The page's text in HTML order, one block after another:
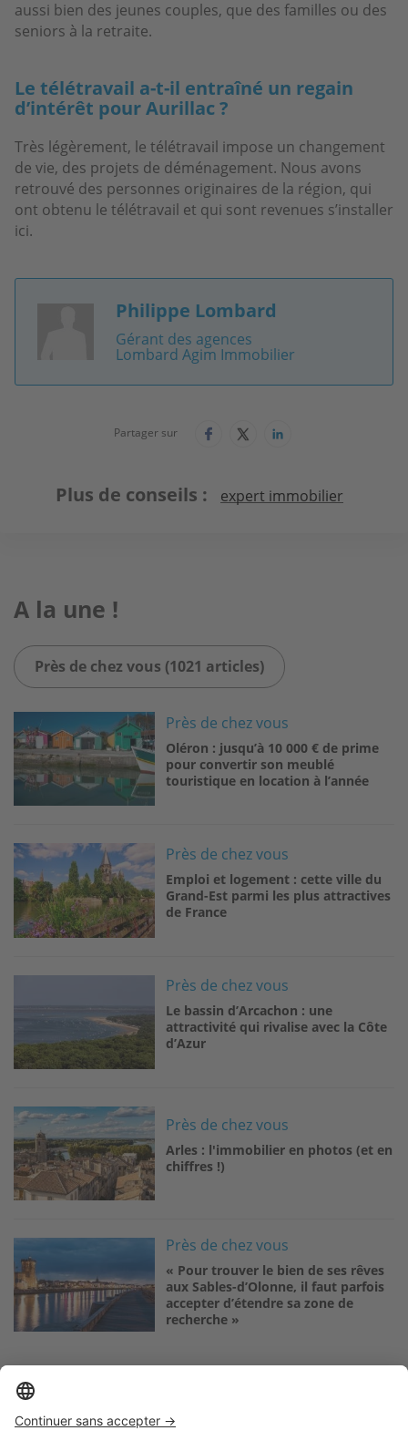
aussi bien des jeunes couples, que des familles ou des
seniors à la retraite.
Le télétravail a-t-il entraîné un regain
d’intérêt pour Aurillac ?
Très légèrement, le télétravail impose un changement
de vie, des projets de déménagement. Nous avons
retrouvé des personnes originaires de la région, qui
ont obtenu le télétravail et qui sont revenues s’installer
ici.
Philippe Lombard
Gérant des agences
Lombard Agim Immobilier
Partager sur
Plus de conseils expert immobilier
A la une !
Près de chez vous (1021 articles)
Près de chez vous
Oléron : jusqu’à 10 000 € de prime
pour convertir son meublé
touristique en location à l’année
Image Près de chez vous
Emploi et logement : cette ville du
Grand-Est parmi les plus attractives
de France
Image Près de chez vous
Le bassin d’Arcachon : une
attractivité qui rivalise avec la Côte
d’Azur
Image
Près de chez vous
Arles : l'immobilier en photos (et en
chiffres !)
Image Près de chez vous
« Pour trouver le bien de ses rêves
aux Sables-d’Olonne, il faut parfois
accepter d’étendre sa zone de
recherche »